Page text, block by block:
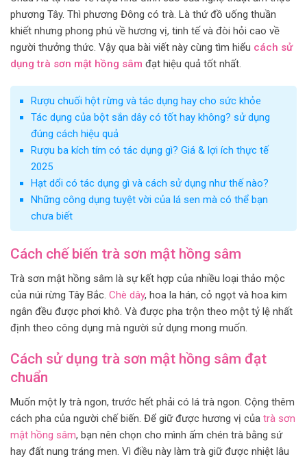
phương Tây. Thì phương Đông có trà. Là thứ đồ uống thuần
khiết nhưng phong phú về hương vị, tinh tế và đòi hỏi cao về
người thưởng thức. Vậy qua bài viết này cùng tìm hiểu cách sử
dụng trà sơn mật hồng sâm đạt hiệu quả tốt nhất.
Rượu chuối hột rừng và tác dụng hay cho sức khỏe
Tác dụng của bột sắn dây có tốt hay không? sử dụng
đúng cách hiệu quả
Rượu ba kích tím có tác dụng gì? Giá & lợi ích thực tế
2025
Hạt dổi có tác dụng gì và cách sử dụng như thế nào?
Những công dụng tuyệt vời của lá sen mà có thể bạn
chưa biết
Cách chế biến trà sơn mật hồng sâm
Trà sơn mật hồng sâm là sự kết hợp của nhiều loại thảo mộc
của núi rừng Tây Bắc. Chè dây, hoa la hán, cỏ ngọt và hoa kim
ngân đều được phơi khô. Và được pha trộn theo một tỷ lệ nhất
định theo công dụng mà người sử dụng mong muốn.
Cách sử dụng trà sơn mật hồng sâm đạt
chuẩn
Muốn một ly trà ngon, trước hết phải có lá trà ngon. Cộng thêm
cách pha của người chế biến. Để giữ được hương vị của trà sơn
mật hồng sâm, bạn nên chọn cho mình ấm chén trà bằng sứ
hay đất nung tráng men. Vì điều này làm trà giữ được nhiệt lâu